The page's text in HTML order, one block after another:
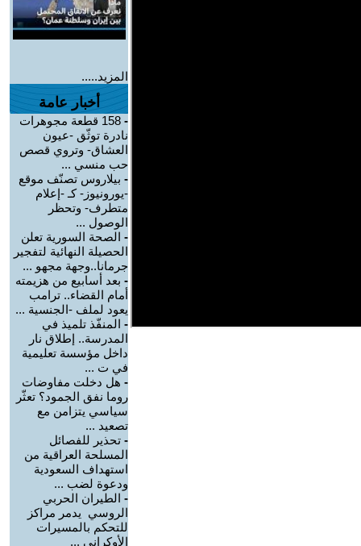
المزيد.....
أخبار عامة
-
158 قطعة مجوهرات
نادرة توثّق -عيون
العشاق- وتروي قصص
حب منسي ...
- بيلاروس تصنّف موقع
-يورونيوز- كـ -إعلام
متطرف- وتحظر
الوصول ...
- الصحة السورية تعلن
الحصيلة النهائية لتفجير
جرمانا..وجهة مجهو ...
- بعد أسابيع من هزيمته
أمام القضاء.. ترامب
يعود لملف -الجنسية ...
- المنفّذ تلميذ في
المدرسة.. إطلاق نار
داخل مؤسسة تعليمية
في ت ...
- هل دخلت مفاوضات
روما نفق الجمود؟ تعثّر
سياسي يتزامن مع
تصعيد ...
- تحذير للفصائل
المسلحة العراقية من
استهداف السعودية
ودعوة لضب ...
- الطيران الحربي
الروسي يدمر مراكز
للتحكم بالمسيرات
الأوكراني ...